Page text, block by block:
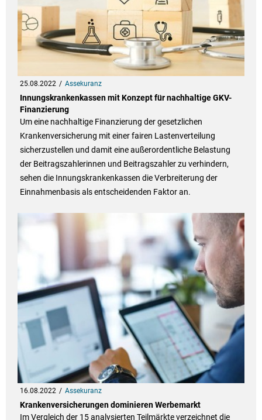
25.08.2022 Assekuranz
Innungskrankenkassen mit Konzept für nachhaltige GKV-
Finanzierung
Um eine nachhaltige Finanzierung der gesetzlichen
Krankenversicherung mit einer fairen Lastenverteilung
sicherzustellen und damit eine außerordentliche Belastung
der Beitragszahlerinnen und Beitragszahler zu verhindern,
sehen die Innungskrankenkassen die Verbreiterung der
Einnahmenbasis als entscheidenden Faktor an.
16.08.2022 Assekuranz
Krankenversicherungen dominieren Werbemarkt
Im Vergleich der 15 analysierten Teilmärkte verzeichnet die